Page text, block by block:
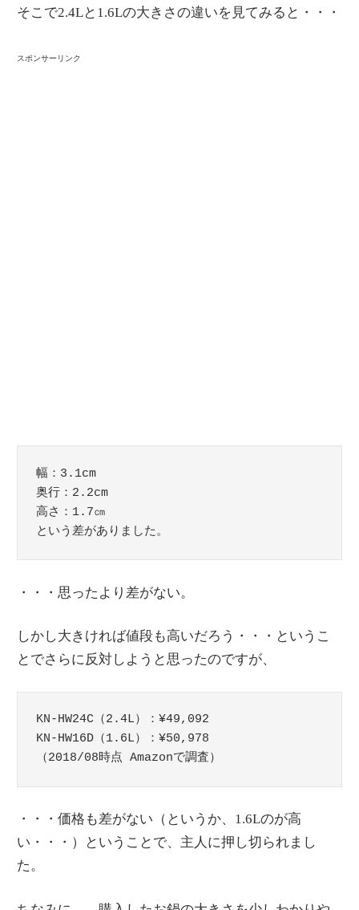
そこで2.4Lと1.6Lの大きさの違いを見てみると・・・
スポンサーリンク
幅：3.1cm
奥行：2.2cm
高さ：1.7㎝
という差がありました。
・・・思ったより差がない。
しかし大きければ値段も高いだろう・・・というこ
とでさらに反対しようと思ったのですが、
KN-HW24C（2.4L）：¥49,092
KN-HW16D（1.6L）：¥50,978
（2018/08時点 Amazonで調査）
・・・価格も差がない（というか、1.6Lのが高
い・・・）ということで、主人に押し切られまし
た。